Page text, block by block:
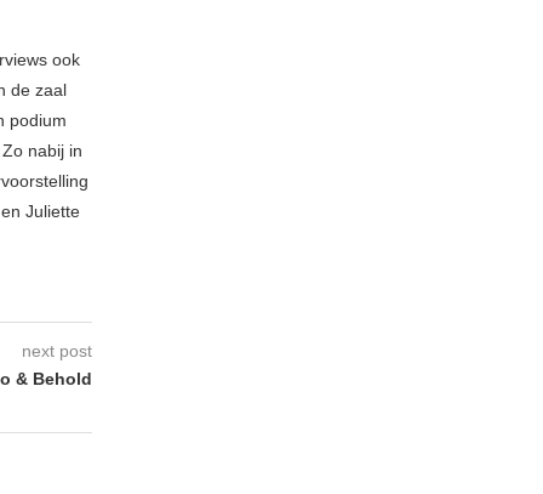
ook
de zaal
podium
nabij in
Juliette
next post
& Behold